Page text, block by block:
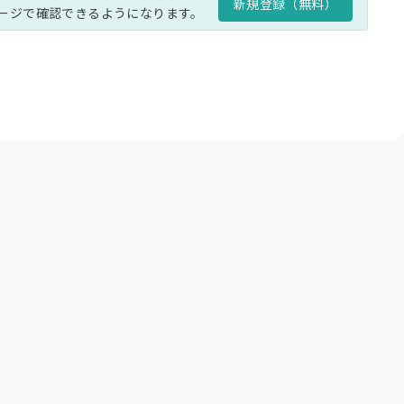
ジで確認できるようになります。
新規登録（無料）